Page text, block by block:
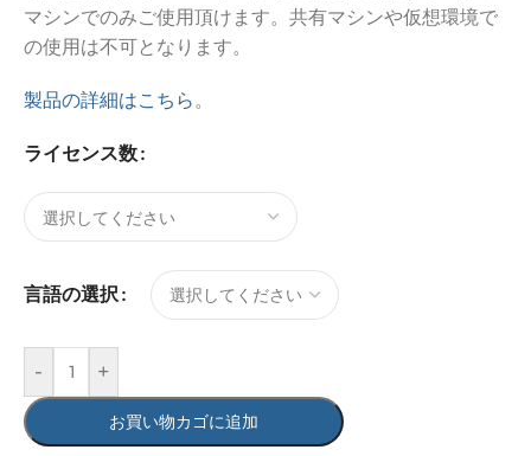
マシンでのみご使用頂けます。共有マシンや仮想環境で
の使用は不可となります。
製品の詳細はこちら 。
ライセンス数
言語の選択
- +
お買い物カゴに追加